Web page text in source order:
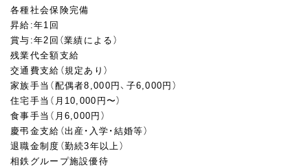
各種社会保険完備
昇給:年1回
賞与:年2回（業績による）
残業代全額支給
交通費支給（規定あり）
家族手当（配偶者8,000円、子6,000円）
住宅手当（月10,000円〜）
食事手当（月6,000円）
慶弔金支給（出産・入学・結婚等）
退職金制度（勤続3年以上）
相鉄グループ施設優待